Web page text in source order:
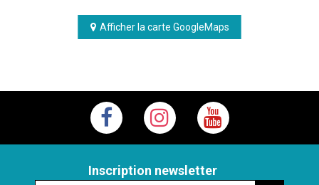
Afficher la carte GoogleMaps
Inscription newsletter